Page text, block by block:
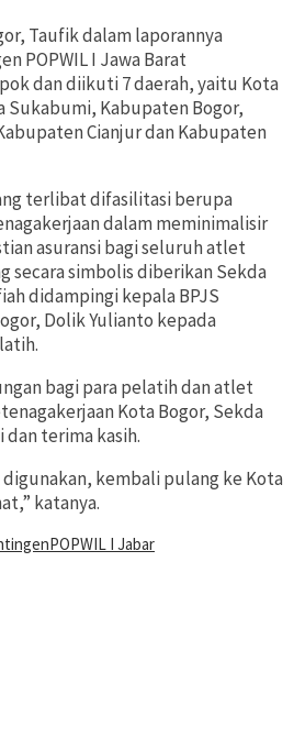
Taufik dalam laporannya
POPWIL I Jawa Barat
dan diikuti 7 daerah, yaitu Kota
Sukabumi, Kabupaten Bogor,
Cianjur dan Kabupaten
terlibat difasilitasi berupa
dalam meminimalisir
asuransi bagi seluruh atlet
secara simbolis diberikan Sekda
didampingi kepala BPJS
Dolik Yulianto kepada
bagi para pelatih dan atlet
Kota Bogor, Sekda
dan terima kasih.
kembali pulang ke Kota
katanya.
POPWIL I Jabar